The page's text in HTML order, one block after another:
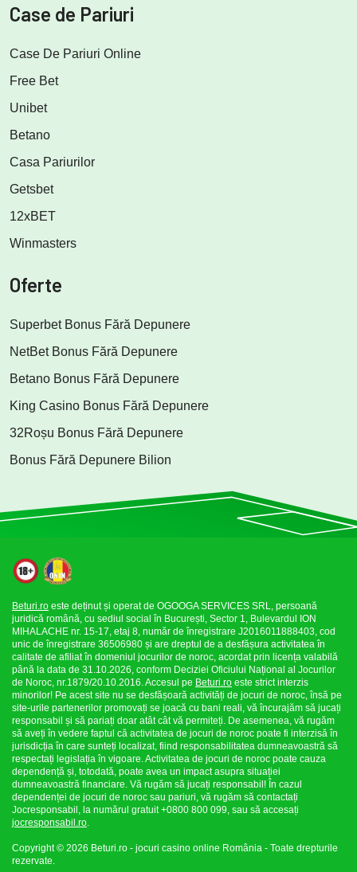
Case de Pariuri
Case De Pariuri Online
Free Bet
Unibet
Betano
Casa Pariurilor
Getsbet
12xBET
Winmasters
Oferte
Superbet Bonus Fără Depunere
NetBet Bonus Fără Depunere
Betano Bonus Fără Depunere
King Casino Bonus Fără Depunere
32Roșu Bonus Fără Depunere
Bonus Fără Depunere Bilion
Beturi.ro este deținut și operat de OGOOGA SERVICES SRL, persoană
juridică română, cu sediul social în București, Sector 1, Bulevardul ION
MIHALACHE nr. 15-17, etaj 8, număr de înregistrare J2016011888403, cod
unic de înregistrare 36506980 și are dreptul de a desfășura activitatea în
calitate de afiliat în domeniul jocurilor de noroc, acordat prin licența valabilă
până la data de 31.10.2026, conform Deciziei Oficiului Național al Jocurilor
de Noroc, nr.1879/20.10.2016. Accesul pe Beturi.ro este strict interzis
minorilor! Pe acest site nu se desfășoară activități de jocuri de noroc, însă pe
site-urile partenerilor promovați se joacă cu bani reali, vă încurajăm să jucați
responsabil și să pariați doar atât cât vă permiteți. De asemenea, vă rugăm
să aveți în vedere faptul că activitatea de jocuri de noroc poate fi interzisă în
jurisdicția în care sunteți localizat, fiind responsabilitatea dumneavoastră să
respectați legislația în vigoare. Activitatea de jocuri de noroc poate cauza
dependență și, totodată, poate avea un impact asupra situației
dumneavoastră financiare. Vă rugăm să jucați responsabil! În cazul
dependenței de jocuri de noroc sau pariuri, vă rugăm să contactați
Jocresponsabil, la numărul gratuit +0800 800 099, sau să accesați
jocresponsabil.ro.
Copyright © 2026 Beturi.ro - jocuri casino online România - Toate drepturile
rezervate.